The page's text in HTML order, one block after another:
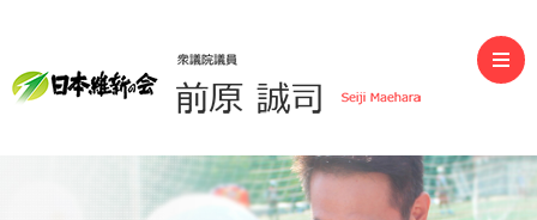
前原誠司（衆議院議員）